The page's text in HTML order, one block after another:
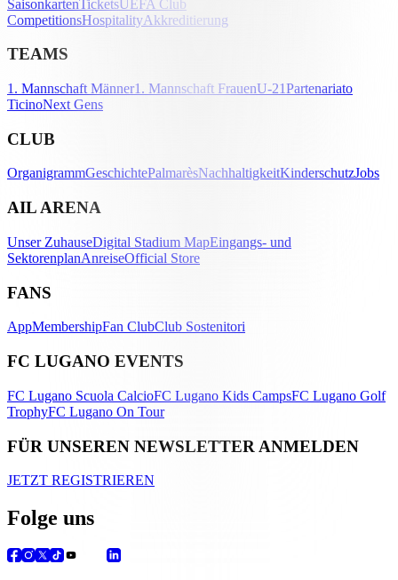
SaisonkartenTicketsUEFA Club
CompetitionsHospitalityAkkreditierung
TEAMS
1. Mannschaft Männer1. Mannschaft FrauenU-21Partenariato
TicinoNext Gens
CLUB
OrganigrammGeschichtePalmarèsNachhaltigkeitKinderschutzJobs
AIL ARENA
Unser ZuhauseDigital Stadium MapEingangs- und
SektorenplanAnreiseOfficial Store
FANS
AppMembershipFan ClubClub Sostenitori
FC LUGANO EVENTS
FC Lugano Scuola CalcioFC Lugano Kids CampsFC Lugano Golf
TrophyFC Lugano On Tour
FÜR UNSEREN NEWSLETTER ANMELDEN
JETZT REGISTRIEREN
Folge uns